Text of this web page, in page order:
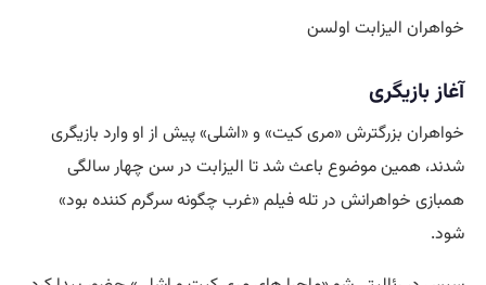
خواهران الیزابت اولسن
آغاز بازیگری
خواهران بزرگترش «مری کیت» و «اشلی» پیش از او وارد بازیگری
شدند، همین موضوع باعث شد تا الیزابت در سن چهار سالگی
همبازی خواهرانش در تله فیلم «غرب چگونه سرگرم کننده بود»
شود.